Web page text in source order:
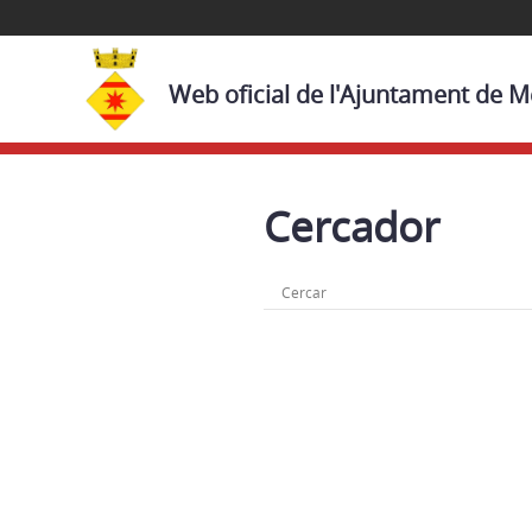
Web oficial de l'Ajuntament de
Cercador